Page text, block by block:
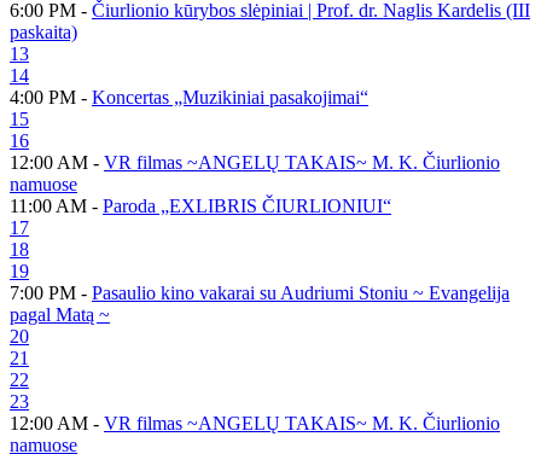
6:00 PM - Čiurlionio kūrybos slėpiniai | Prof. dr. Naglis Kardelis (III
paskaita)
13
14
4:00 PM - Koncertas „Muzikiniai pasakojimai“
15
16
12:00 AM - VR filmas ~ANGELŲ TAKAIS~ M. K. Čiurlionio
namuose
11:00 AM - Paroda „EXLIBRIS ČIURLIONIUI“
17
18
19
7:00 PM - Pasaulio kino vakarai su Audriumi Stoniu ~ Evangelija
pagal Matą ~
20
21
22
23
12:00 AM - VR filmas ~ANGELŲ TAKAIS~ M. K. Čiurlionio
namuose